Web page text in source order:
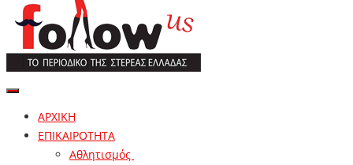
ΑΡΧΙΚΗ
ΕΠΙΚΑΙΡΟΤΗΤΑ
Αθλητισμός